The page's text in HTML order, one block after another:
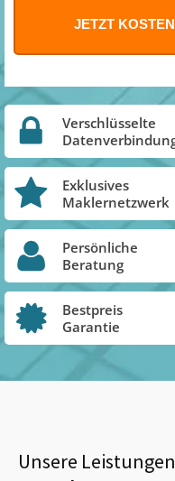
Verschlüsselte
Exklusives
Maklernetzwerk
Persönliche
Beratung
Bestpreis
Garantie
Unsere